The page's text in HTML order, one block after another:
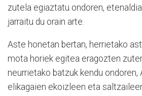
zutela egiaztatu ondoren,
jarraitu du orain arte.
Aste honetan bertan, herrietako
mota horiek egitea eragozten
neurrietako batzuk kendu ondoren,
elikagaien ekoizleen eta